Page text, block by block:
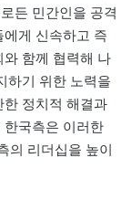
든 민간인을 공격
게 신속하고 즉
함께 협력해 나
하기 위한 노력을
정치적 해결과
국측은 이러한
의 리더십을 높이